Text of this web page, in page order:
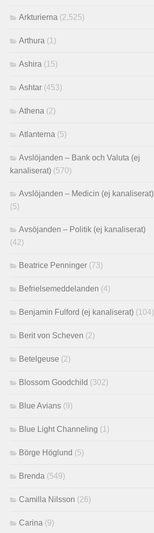
Arkturierna (2,525)
Arthura (1)
Ashira (15)
Ashtar (453)
Athena (2)
Atlanterna (5)
Avslöjanden – Bank och Valuta (ej
kanaliserat) (570)
Avslöjanden – Medicin (ej kanaliserat)
(5)
Avsöjanden – Politik (ej kanaliserat)
(42)
Beatrice Penninger (73)
Befrielsemeddelanden (4)
Benjamin Fulford (ej kanaliserat) (104)
Berit von Scheven (2)
Betelgeuse (2)
Blossom Goodchild (302)
Blue Avians (9)
Blue Light Channeling (1)
Börge Höglund (5)
Brenda (549)
Camilla Nilsson (26)
Carina (9)